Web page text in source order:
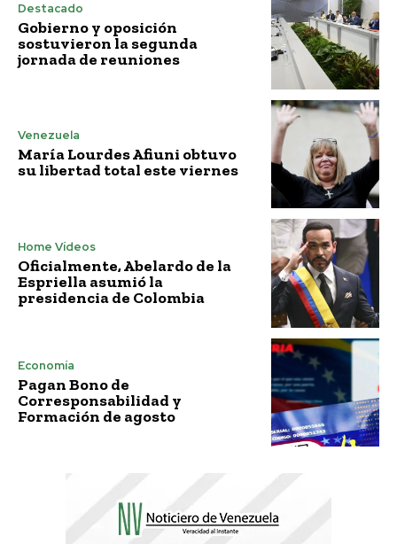
Destacado
Gobierno y oposición
sostuvieron la segunda
jornada de reuniones
Venezuela
María Lourdes Afiuni obtuvo
su libertad total este viernes
Home Vídeos
Oficialmente, Abelardo de la
Espriella asumió la
presidencia de Colombia
Economía
Pagan Bono de
Corresponsabilidad y
Formación de agosto